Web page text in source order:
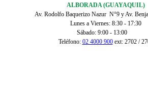
ALBORADA (GUAYAQUIL)
Av. Rodolfo Baquerizo Nazur N°9 y Av.
Lunes a Viernes: 8:30 - 17:30
Sábado: 9:00 - 13:00
Teléfono: 02 4000 900ext: 2702 /